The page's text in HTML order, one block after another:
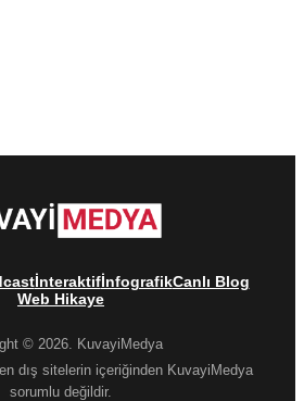
İnteraktifİnfografikCanlı Blog
Web Hikaye
© 2026. KuvayiMedya
dış sitelerin içeriğinden KuvayiMedya
sorumlu değildir.